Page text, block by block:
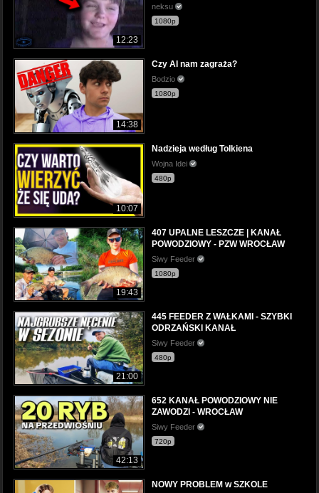
12:23
neksu
1080p
14:38
Czy AI nam zagraża?
Bodzio
1080p
10:07
Nadzieja według Tolkiena
Wojna Idei
480p
19:43
407 UPALNE LESZCZE | KANAŁ
POWODZIOWY - PZW WROCŁAW
Siwy Feeder
1080p
21:00
445 FEEDER Z WAŁKAMI - SZYBKI
ODRZAŃSKI KANAŁ
Siwy Feeder
480p
42:13
652 KANAŁ POWODZIOWY NIE
ZAWODZI - WROCŁAW
Siwy Feeder
720p
NOWY PROBLEM w SZKOLE